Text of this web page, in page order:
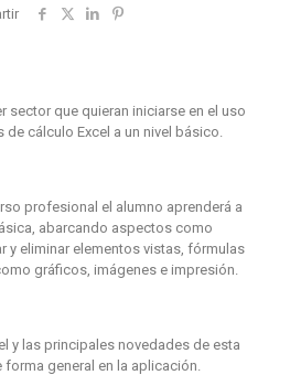
sector que quieran iniciarse en el uso
de cálculo Excel a un nivel básico.
profesional el alumno aprenderá a
abarcando aspectos como
y eliminar elementos vistas, fórmulas
gráficos, imágenes e impresión.
y las principales novedades de esta
general en la aplicación.